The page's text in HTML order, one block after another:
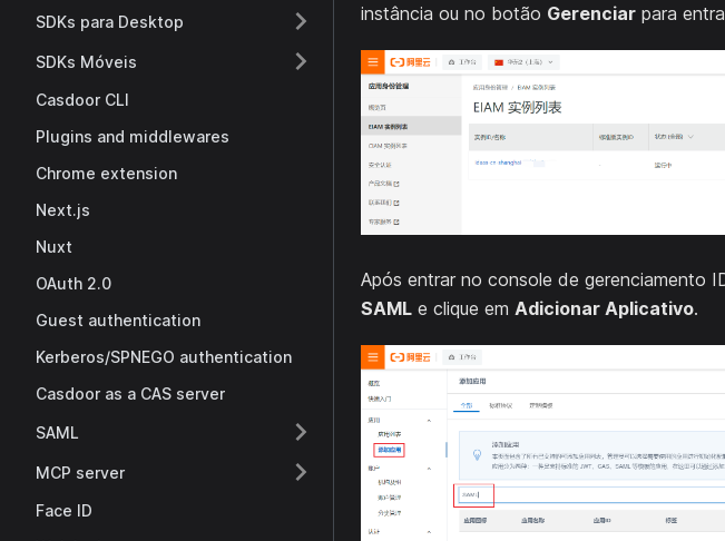
SDKs para Desktop
SDKs Móveis
Casdoor CLI
Plugins and middlewares
Chrome extension
Next.js
Nuxt
OAuth 2.0
Guest authentication
Kerberos/SPNEGO authentication
Casdoor as a CAS server
SAML
MCP server
Face ID
instância ou no botão Gerenciar para
Após entrar no console de gerenciamento
SAML e clique em Adicionar Aplicativo.